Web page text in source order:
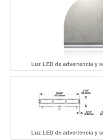
Luz LED de advertencia y
Luz LED de advertencia y